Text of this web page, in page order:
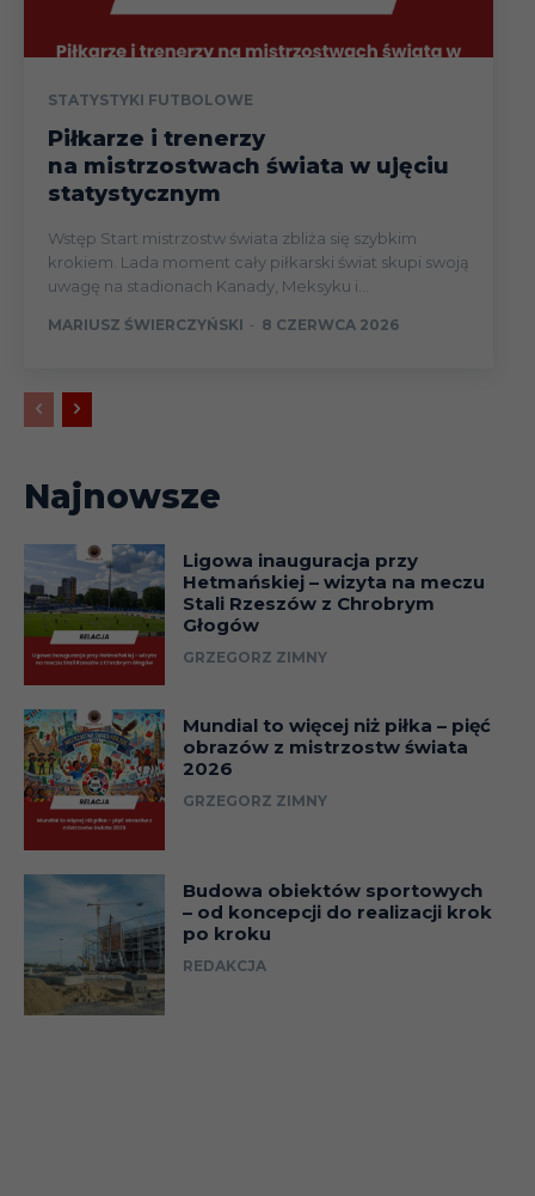
STATYSTYKI FUTBOLOWE
Piłkarze i trenerzy
na mistrzostwach świata w ujęciu
statystycznym
Wstęp Start mistrzostw świata zbliża się szybkim
krokiem. Lada moment cały piłkarski świat skupi swoją
uwagę na stadionach Kanady, Meksyku i...
MARIUSZ ŚWIERCZYŃSKI - 8 CZERWCA 2026
Najnowsze
Ligowa inauguracja przy
Hetmańskiej – wizyta na meczu
Stali Rzeszów z Chrobrym
Głogów
GRZEGORZ ZIMNY
Mundial to więcej niż piłka – pięć
obrazów z mistrzostw świata
2026
GRZEGORZ ZIMNY
Budowa obiektów sportowych
– od koncepcji do realizacji krok
po kroku
REDAKCJA